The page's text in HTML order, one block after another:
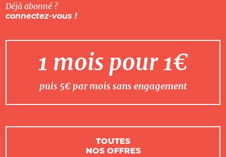
Déjà abonné ?
connectez-vous !
1 mois pour 1€
puis 5€ par mois sans engagement
TOUTES
NOS OFFRES